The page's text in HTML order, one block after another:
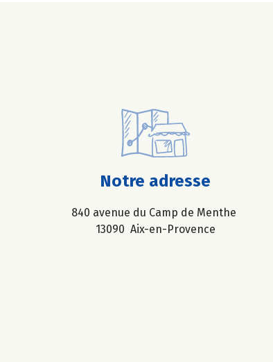
Notre adresse
840 avenue du Camp de Menthe
13090 Aix-en-Provence